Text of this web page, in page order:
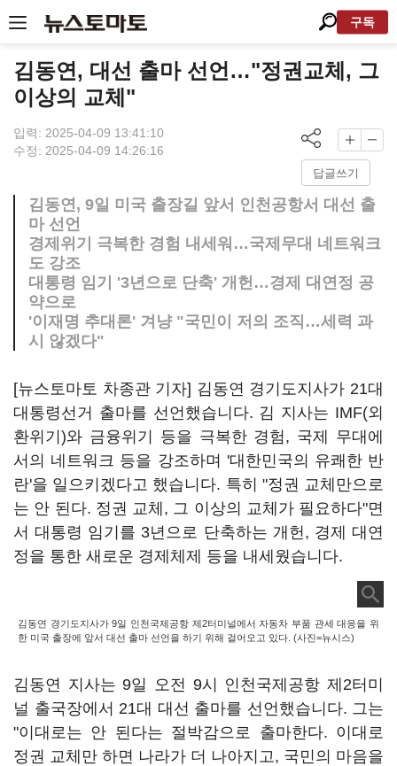
구독
김동연, 대선 출마 선언…"정권교체, 그
이상의 교체"
입력: 2025-04-09 13:41:10
수정: 2025-04-09 14:26:16
답글쓰기
김동연, 9일 미국 출장길 앞서 인천공항서 대선 출
마 선언
경제위기 극복한 경험 내세워…국제무대 네트워크
도 강조
대통령 임기 '3년으로 단축' 개헌…경제 대연정 공
약으로
'이재명 추대론' 겨냥 "국민이 저의 조직…세력 과
시 않겠다"
[뉴스토마토 차종관 기자] 김동연 경기도지사가 21대
대통령선거 출마를 선언했습니다. 김 지사는 IMF(외
환위기)와 금융위기 등을 극복한 경험, 국제 무대에
서의 네트워크 등을 강조하며 '대한민국의 유쾌한 반
란'을 일으키겠다고 했습니다. 특히 "정권 교체만으로
는 안 된다. 정권 교체, 그 이상의 교체가 필요하다"면
서 대통령 임기를 3년으로 단축하는 개헌, 경제 대연
정을 통한 새로운 경제체제 등을 내세웠습니다.
김동연 경기도지사가 9일 인천국제공항 제2터미널에서 자동차 부품 관세 대응을 위
한 미국 출장에 앞서 대선 출마 선언을 하기 위해 걸어오고 있다. (사진=뉴시스)
김동연 지사는 9일 오전 9시 인천국제공항 제2터미
널 출국장에서 21대 대선 출마를 선언했습니다. 그는
"이대로는 안 된다는 절박감으로 출마한다. 이대로
정권 교체만 하면 나라가 더 나아지고, 국민의 마음을